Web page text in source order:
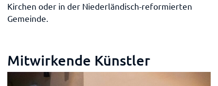
Kirchen oder in der Niederländisch-reformierten
Gemeinde.
Mitwirkende Künstler